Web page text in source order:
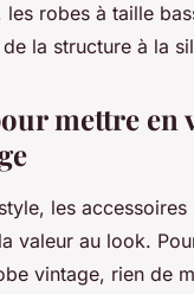
les robes à taille
la structure à la
mettre en
les accessoires
valeur au look.
vintage, rien de